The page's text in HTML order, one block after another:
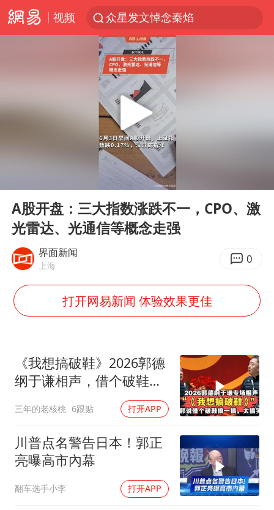
视频
众星发文悼念秦焰
今日103只涨停股5只跌停股
血指纹匹配成功，20年悬案告破！凶手被执行死刑
中央气象台继续发布暴雨橙警
武契奇：欧洲已处于大战边缘
7月CPI同比上涨0.5% 经济内生增长动力持续增强
部分银行上调存款利率
下党之路
Play
A股开盘：三大指数涨跌不一，CPO、激
光雷达、光通信等概念走强
界面新闻
上海 0
打开网易新闻 体验效果更佳
《我想搞破鞋》2026郭德
纲于谦相声，借个破鞋我
三年的老核桃 6跟贴 打开APP
川普点名警告日本！郭正
亮曝高市內幕
翻车选手小李 打开APP